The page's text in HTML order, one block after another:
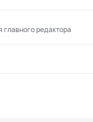
редактора